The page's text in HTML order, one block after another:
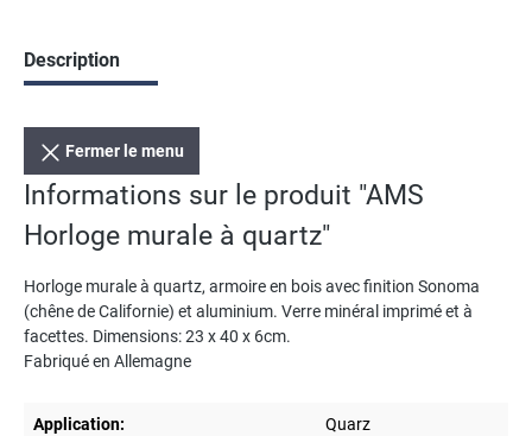
Description
Fermer le menu
Informations sur le produit "AMS
Horloge murale à quartz"
Horloge murale à quartz, armoire en bois avec finition Sonoma
(chêne de Californie) et aluminium. Verre minéral imprimé et à
facettes. Dimensions: 23 x 40 x 6cm.
Fabriqué en Allemagne
Application: Quarz